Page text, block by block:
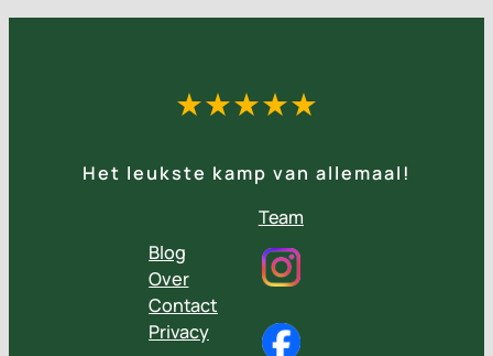
★★★★★
Het leukste kamp van allemaal!
Blog
Over
Contact
Privacy
Team